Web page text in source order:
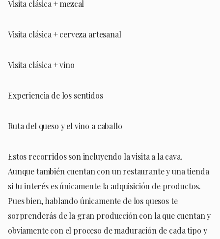
Visita clásica + mezcal
Visita clásica + cerveza artesanal
Visita clásica + vino
Experiencia de los sentidos
Ruta del queso y el vino a caballo
Estos recorridos son incluyendo la visita a la cava.
Aunque también cuentan con un restaurante y una tienda
si tu interés es únicamente la adquisición de productos.
Pues bien, hablando únicamente de los quesos te
sorprenderás de la gran producción con la que cuentan y
obviamente con el proceso de maduración de cada tipo y